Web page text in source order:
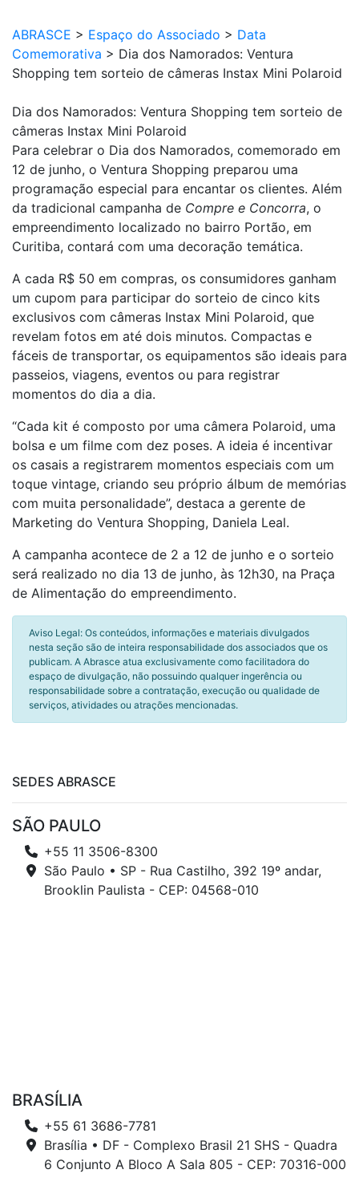
ABRASCE > Espaço do Associado > Data
Comemorativa > Dia dos Namorados: Ventura
Shopping tem sorteio de câmeras Instax Mini Polaroid
Dia dos Namorados: Ventura Shopping tem sorteio de
câmeras Instax Mini Polaroid
Para celebrar o Dia dos Namorados, comemorado em
12 de junho, o Ventura Shopping preparou uma
programação especial para encantar os clientes. Além
da tradicional campanha de Compre e Concorra, o
empreendimento localizado no bairro Portão, em
Curitiba, contará com uma decoração temática.
A cada R$ 50 em compras, os consumidores ganham
um cupom para participar do sorteio de cinco kits
exclusivos com câmeras Instax Mini Polaroid, que
revelam fotos em até dois minutos. Compactas e
fáceis de transportar, os equipamentos são ideais para
passeios, viagens, eventos ou para registrar
momentos do dia a dia.
“Cada kit é composto por uma câmera Polaroid, uma
bolsa e um filme com dez poses. A ideia é incentivar
os casais a registrarem momentos especiais com um
toque vintage, criando seu próprio álbum de memórias
com muita personalidade”, destaca a gerente de
Marketing do Ventura Shopping, Daniela Leal.
A campanha acontece de 2 a 12 de junho e o sorteio
será realizado no dia 13 de junho, às 12h30, na Praça
de Alimentação do empreendimento.
Aviso Legal: Os conteúdos, informações e materiais divulgados
nesta seção são de inteira responsabilidade dos associados que os
publicam. A Abrasce atua exclusivamente como facilitadora do
espaço de divulgação, não possuindo qualquer ingerência ou
responsabilidade sobre a contratação, execução ou qualidade de
serviços, atividades ou atrações mencionadas.
SEDES ABRASCE
SÃO PAULO
+55 11 3506-8300
São Paulo • SP - Rua Castilho, 392 19º andar,
Brooklin Paulista - CEP: 04568-010
BRASÍLIA
+55 61 3686-7781
Brasília • DF - Complexo Brasil 21 SHS - Quadra
6 Conjunto A Bloco A Sala 805 - CEP: 70316-000